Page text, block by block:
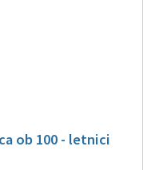
ob 100 - letnici